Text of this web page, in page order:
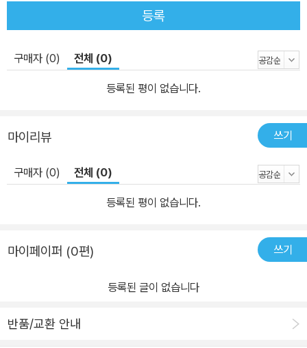
이 명명한 용어를 보면, ‘경험적 심리학’ ‘실험적 심리학’ ‘외면 심리
학’ ‘내면 심리학’ ‘지향적 심리학’ ‘현상학적 심리학’ ‘심리학적 현상
학’ ‘형상적 심리학’ ‘아프리오리한 심리학’ ‘정신과학’ 등 매우 다양하
기 때문에 일관성이 부족하다고 느껴질 뿐만 아니라 조금 혼란스럽기
까지 하다. 그러나 ‘선험적 심리학’이라는 용어는 아직까지 찾아볼 수
학’ ‘현상학적 철학’ ‘선험철학’ 등으로 표현되기도 한다. 좀 더 간명하
게 이해하기 위해 이 용어들을 다음 세 가지로 정리해보자. ① ‘경험적
심리학’은 객관적 자연과학의 방법으로 의식을 자연(사물)화하는 인
위적인 자연주의적 태도로 심리적 현상을 탐구한다. ② ‘현상학적 심
리학’은 인격적 주체로서 주관으로 되돌아가지만, 여전히 세계가 미
상을 기술한다. ③ ‘선험적 현상학’은 세계가 미리 주어져 있다는 토대
자체를 철저하게 되돌아가 물어봄으로써 심리적 현상의 고유한 본질
구조를 통해 선험적 주관성을 해명한다. 이것들의 관계를 ‘생활세계
적 자연과학의 세계, ‘현상학적 심리학’은 객관적 인식이 되돌아가야
등록
구매자 (0) 전체 (0)
등록된 평이 없습니다.
마이리뷰 쓰기
구매자 (0) 전체 (0)
등록된 평이 없습니다.
마이페이퍼 (0편) 쓰기
등록된 글이 없습니다
반품/교환 안내